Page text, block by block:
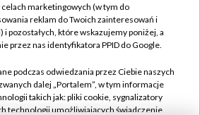
Oferta Handlowa
ogłoszenia
Rada Programowa
przetargowe
Biuro reklamy
Kontakt
Kanały
celach marketingowych (w tym do
reklam do Twoich zainteresowań i
pozostałych, które wskazujemy poniżej, a
przez nas identyfikatora PPID do Google.
podczas odwiedzania przez Ciebie naszych
dalej „Portalem”, w tym informacje
takich jak: pliki cookie, sygnalizatory
technologii umożliwiających świadczenie